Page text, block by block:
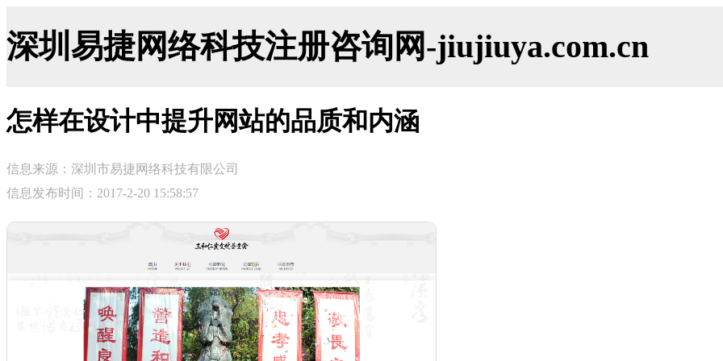
深圳易捷网络科技注册咨询网-jiujiuya.com.cn
怎样在设计中提升网站的品质和内涵
信息来源：深圳市易捷网络科技有限公司
信息发布时间：2017-2-20 15:58:57